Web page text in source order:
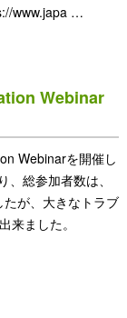
www.japa …
Webinar
Webinarを開催し
総参加者数は、
が、大きなトラブ
来ました。